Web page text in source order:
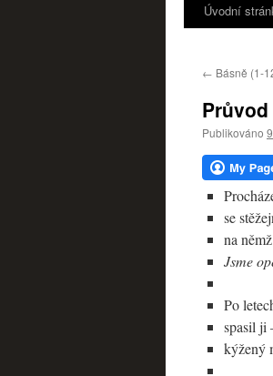
Přejít
obsahu
webu
Úvodní
← Básně (1-
Průvod
Publikováno
se
na
Jsme
Po
spasil ji
kýžený